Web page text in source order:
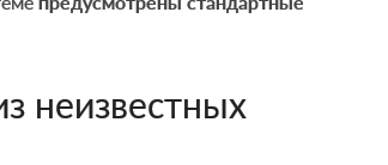
неизвестных